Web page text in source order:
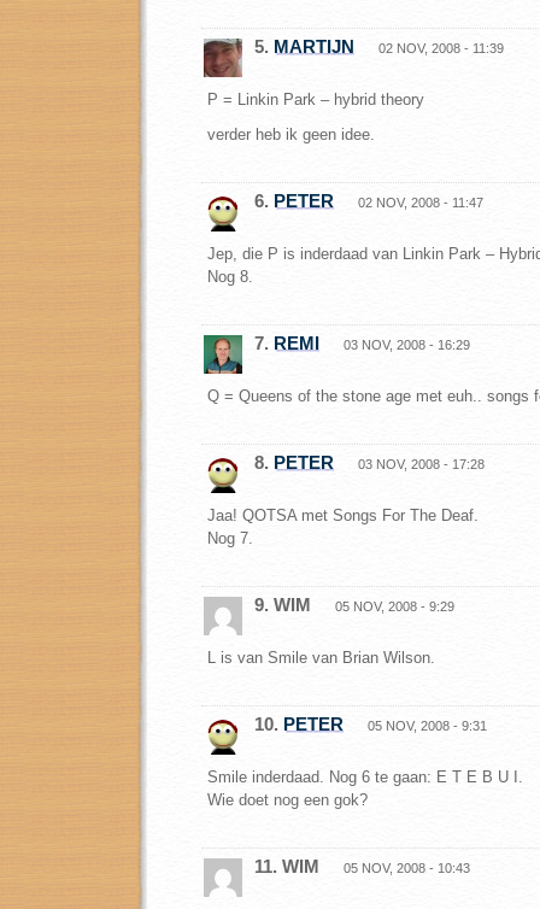
5. MARTIJN 02 NOV, 2008 - 11:39
P = Linkin Park – hybrid theory
verder heb ik geen idee.
6. PETER 02 NOV, 2008 - 11:47
Jep, die P is inderdaad van Linkin Park –
Nog 8.
7. REMI 03 NOV, 2008 - 16:29
Q = Queens of the stone age met euh.. songs
8. PETER 03 NOV, 2008 - 17:28
Jaa! QOTSA met Songs For The Deaf.
Nog 7.
9. WIM 05 NOV, 2008 - 9:29
L is van Smile van Brian Wilson.
10. PETER 05 NOV, 2008 - 9:31
Smile inderdaad. Nog 6 te gaan: E T E B U I.
Wie doet nog een gok?
11. WIM 05 NOV, 2008 - 10:43